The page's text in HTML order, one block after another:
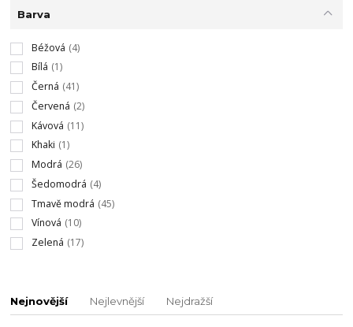
Barva
Béžová (4)
Bílá (1)
Černá (41)
Červená (2)
Kávová (11)
Khaki (1)
Modrá (26)
Šedomodrá (4)
Tmavě modrá (45)
Vínová (10)
Zelená (17)
Nejnovější Nejlevnější Nejdražší